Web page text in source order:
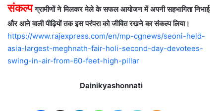
संकल्प ग्रामीणों ने मिलकर मेले के सफल आयोजन में अपनी सहभागिता निभाई
और आने वाली पीढ़ियों तक इस परंपरा को जीवित रखने का संकल्प लिया।
https://www.rajexpress.com/en/mp-cgnews/seoni-held-
asia-largest-meghnath-fair-holi-second-day-devotees-
swing-in-air-from-60-feet-high-pillar
Dainikyashonnati